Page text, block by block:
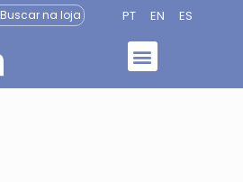
Buscar na loja PT EN ES